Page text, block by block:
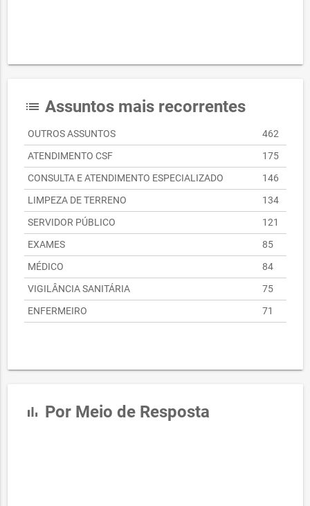
list Assuntos mais recorrentes
OUTROS ASSUNTOS
462
ATENDIMENTO CSF
175
CONSULTA E ATENDIMENTO ESPECIALIZADO
146
LIMPEZA DE TERRENO
134
SERVIDOR PÚBLICO
121
EXAMES
85
MÉDICO
84
VIGILÂNCIA SANITÁRIA
75
ENFERMEIRO
71
bar_chart Por Meio de Resposta